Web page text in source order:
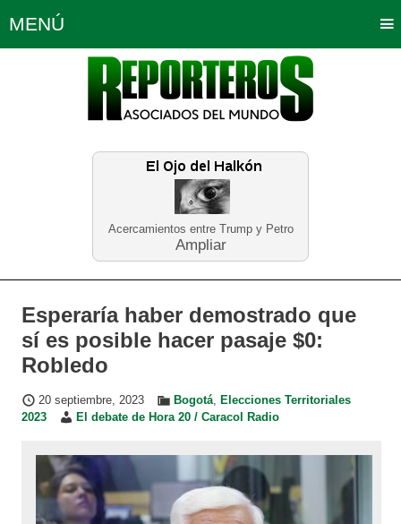
Acercamientos entre Trump y Petro
Ampliar
MENÚ
Política Opinión Bogotá
Planeta Tierra Deportes
Educación Neira
Esperaría haber demostrado que
sí es posible hacer pasaje $0:
Robledo
20 septiembre, 2023 Bogotá, Elecciones Territoriales
2023
El debate de Hora 20 / Caracol Radio